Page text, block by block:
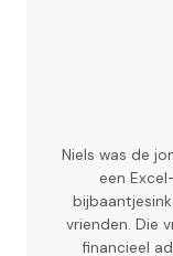
Niels was de
een
vrienden. Die
financieel